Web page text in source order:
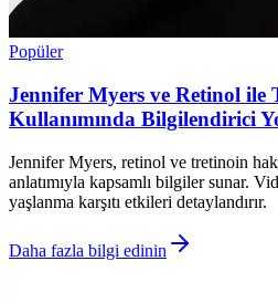
Popüler
Jennifer Myers ve Retinol ile
Kullanımında Bilgilendirici
Jennifer Myers, retinol ve tretinoin
anlatımıyla kapsamlı bilgiler sunar.
yaşlanma karşıtı etkileri detaylandırır.
Daha fazla bilgi edinin